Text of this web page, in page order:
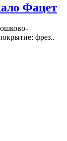
Фацет
фрез..